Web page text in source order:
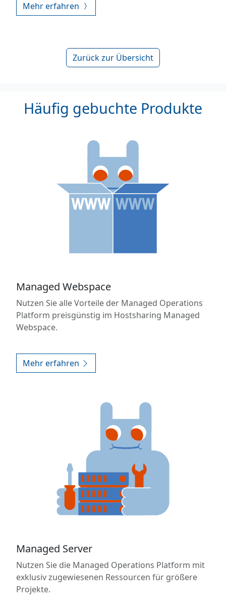
Mehr erfahren
Zurück zur Übersicht
Häufig gebuchte Produkte
Managed Webspace
Nutzen Sie alle Vorteile der Managed Operations
Platform preisgünstig im Hostsharing Managed
Webspace.
Mehr erfahren
Managed Server
Nutzen Sie die Managed Operations Platform mit
exklusiv zugewiesenen Ressourcen für größere
Projekte.